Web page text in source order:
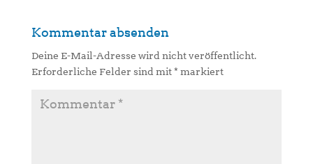
Kommentar absenden
Deine E-Mail-Adresse wird nicht veröffentlicht.
Erforderliche Felder sind mit* markiert